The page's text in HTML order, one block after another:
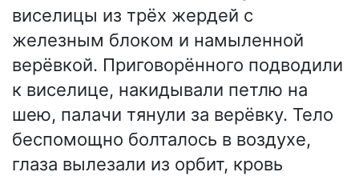
виселицы из трёх жердей с
железным блоком и намыленной
верёвкой. Приговорённого подводили
к виселице, накидывали петлю на
шею, палачи тянули за верёвку. Тело
беспомощно болталось в воздухе,
глаза вылезали из орбит, кровь